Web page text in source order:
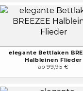
elegante Bettlaken
Halbleinen Flieder
ab 99,95 €